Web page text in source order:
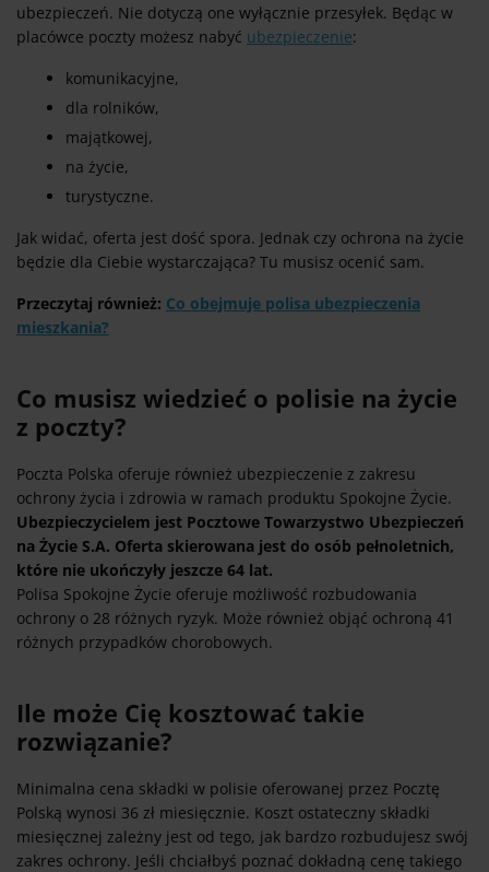
ubezpieczeń. Nie dotyczą one wyłącznie przesyłek. Będąc w
placówce poczty możesz nabyć ubezpieczenie:
komunikacyjne,
dla rolników,
majątkowej,
na życie,
turystyczne.
Jak widać, oferta jest dość spora. Jednak czy ochrona na życie
będzie dla Ciebie wystarczająca? Tu musisz ocenić sam.
Przeczytaj również: Co obejmuje polisa ubezpieczenia
mieszkania?
Co musisz wiedzieć o polisie na życie
z poczty?
Poczta Polska oferuje również ubezpieczenie z zakresu
ochrony życia i zdrowia w ramach produktu Spokojne Życie.
Ubezpieczycielem jest Pocztowe Towarzystwo Ubezpieczeń
na Życie S.A. Oferta skierowana jest do osób pełnoletnich,
które nie ukończyły jeszcze 64 lat.
Polisa Spokojne Życie oferuje możliwość rozbudowania
ochrony o 28 różnych ryzyk. Może również objąć ochroną 41
różnych przypadków chorobowych.
Ile może Cię kosztować takie
rozwiązanie?
Minimalna cena składki w polisie oferowanej przez Pocztę
Polską wynosi 36 zł miesięcznie. Koszt ostateczny składki
miesięcznej zależny jest od tego, jak bardzo rozbudujesz swój
zakres ochrony. Jeśli chciałbyś poznać dokładną cenę takiego